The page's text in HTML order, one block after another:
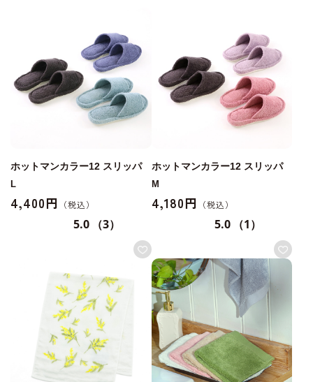
ホットマンカラー12 スリッパ
L
4,400円
5.0 （3）
ホットマンカラー12 スリッパ
M
4,180円
5.0 （1）